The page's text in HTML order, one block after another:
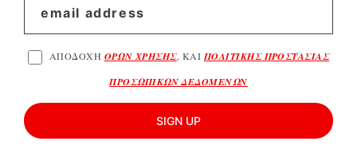
ΑΠΟΔΟΧΗ ΟΡΩΝ ΧΡΗΣΗΣ, ΚΑΙΠΟΛΙΤΙΚΗΣ ΠΡΟΣΤΑΣΙΑΣ
ΠΡΟΣΩΠΙΚΩΝ ΔΕΔΟΜΕΝΩΝ
SIGN UP